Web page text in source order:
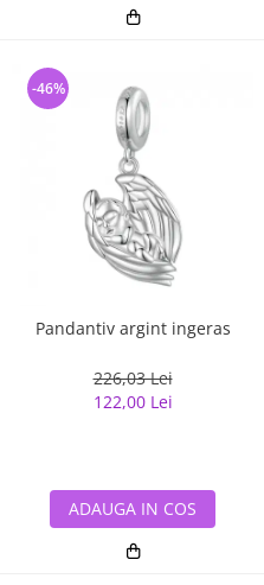
Pandantiv argint ingeras
226,03 Lei
122,00 Lei
-46%
ADAUGA IN COS